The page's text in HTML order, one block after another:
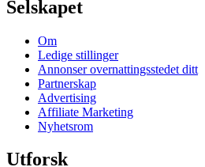
Selskapet
Om
Ledige stillinger
Annonser overnattingsstedet ditt
Partnerskap
Advertising
Affiliate Marketing
Nyhetsrom
Utforsk